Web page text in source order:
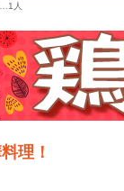
1人
理！